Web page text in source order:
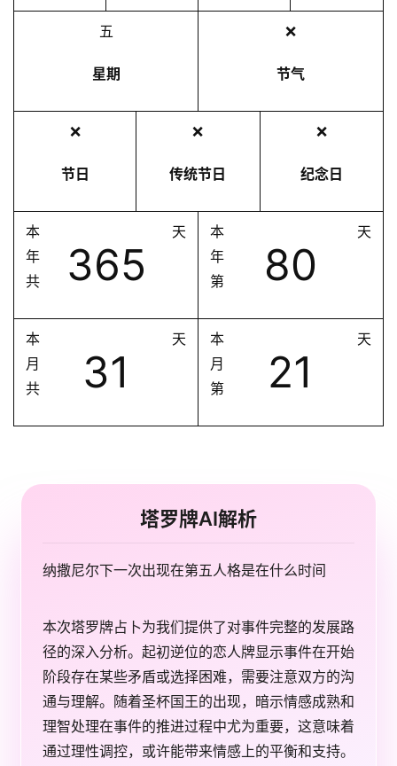
五
星期
❌
节气
❌
节日
❌
传统节日
❌
纪念日
本
年
共
365
天
本
年
第
80
天
本
月
共
31
天
本
月
第
21
天
塔罗牌AI解析
纳撒尼尔下一次出现在第五人格是在什么时间
本次塔罗牌占卜为我们提供了对事件完整的发展路
径的深入分析。起初逆位的恋人牌显示事件在开始
阶段存在某些矛盾或选择困难，需要注意双方的沟
通与理解。随着圣杯国王的出现，暗示情感成熟和
理智处理在事件的推进过程中尤为重要，这意味着
通过理性调控，或许能带来情感上的平衡和支持。